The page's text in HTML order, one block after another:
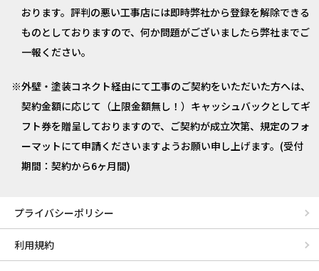
おります。評判の悪い工事店には即時弊社から登録を解除できる
ものとしておりますので、何か問題がございましたら弊社までご
一報ください。
外壁・塗装コネクト経由にて工事のご契約をいただいた方へは、
契約金額に応じて（上限金額無し！）キャッシュバックとしてギ
フト券を贈呈しておりますので、ご契約が成立次第、規定のフォ
ーマットにて申請くださいますようお願い申し上げます。(受付
期間：契約から6ヶ月間)
プライバシーポリシー
利用規約